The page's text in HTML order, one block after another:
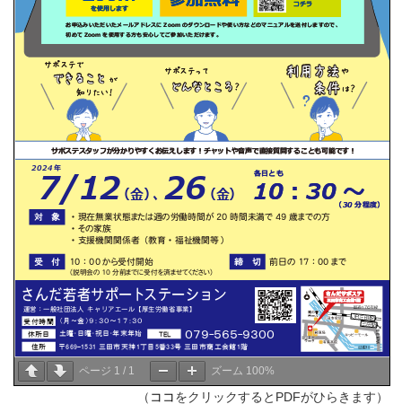
ページ 1 / 1 ズーム 100%
（ ココをクリックするとPDFがひらきます）